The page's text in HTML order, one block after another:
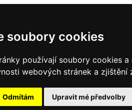
soubory cookies
používají soubory cookies
webových stránek a zjištění
Odmítám Upravit mé předvolby